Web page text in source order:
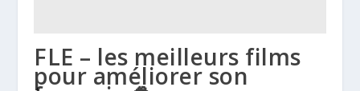
FLE – les meilleurs films
pour améliorer son